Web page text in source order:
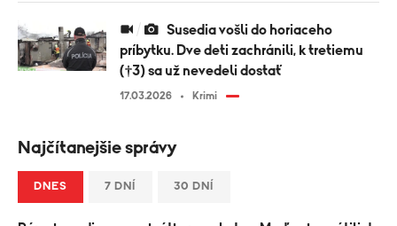
príbytku. Dve deti zachránili, k tretiemu
(†3) sa už nevedeli dostať
17.03.2026 Krimi
Najčítanejšie správy
DNES 7 DNÍ 30 DNÍ